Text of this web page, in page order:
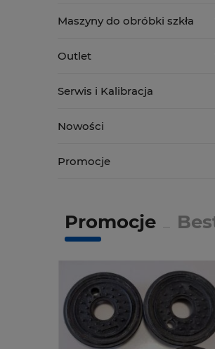
Maszyny do obróbki szkła
Outlet
Serwis i Kalibracja
Nowości
Promocje
Promocje